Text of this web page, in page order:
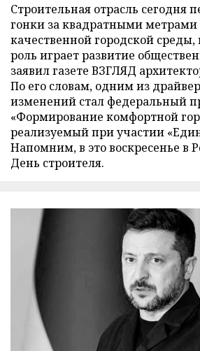
Строительная отрасль сегодня
гонки за квадратными метрами
качественной городской
роль играет развитие
заявил газете ВЗГЛЯД
По его словам, одним из
изменений стал федеральный
«Формирование комфортной
реализуемый при участии
Напомним, в это воскресенье в
День строителя.